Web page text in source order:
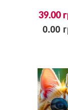
39.00
0.00